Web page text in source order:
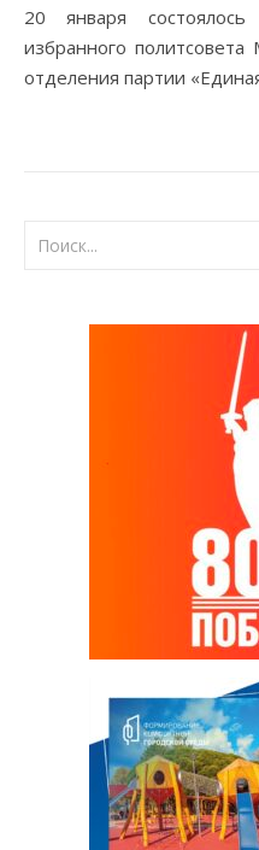
20 января состоялось первое заседание вновь
избранного
отделения партии